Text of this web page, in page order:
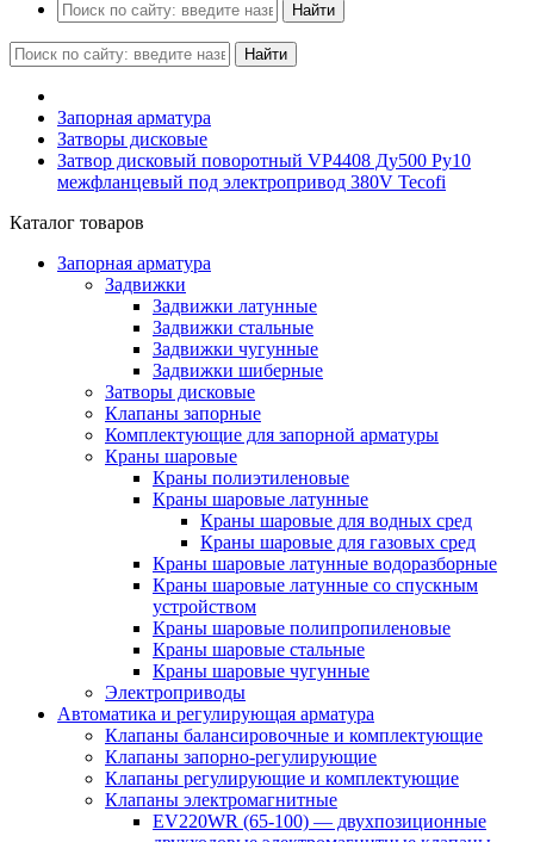
Найти
Найти
Запорная арматура
Затворы дисковые
Затвор дисковый поворотный VP4408 Ду500 Ру10
межфланцевый под электропривод 380V Tecofi
Каталог товаров
Запорная арматура
Задвижки
Задвижки латунные
Задвижки стальные
Задвижки чугунные
Задвижки шиберные
Затворы дисковые
Клапаны запорные
Комплектующие для запорной арматуры
Краны шаровые
Краны полиэтиленовые
Краны шаровые латунные
Краны шаровые для водных сред
Краны шаровые для газовых сред
Краны шаровые латунные водоразборные
Краны шаровые латунные со спускным
устройством
Краны шаровые полипропиленовые
Краны шаровые стальные
Краны шаровые чугунные
Электроприводы
Автоматика и регулирующая арматура
Клапаны балансировочные и комплектующие
Клапаны запорно-регулирующие
Клапаны регулирующие и комплектующие
Клапаны электромагнитные
EV220WR (65-100) — двухпозиционные